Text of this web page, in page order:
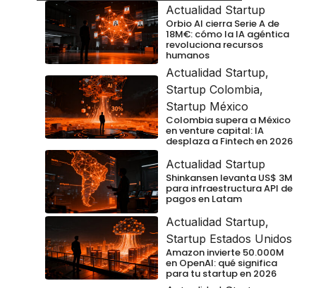
Actualidad Startup
Orbio AI cierra Serie A de
18M€: cómo la IA agéntica
revoluciona recursos
humanos
Actualidad Startup,
Startup Colombia,
Startup México
Colombia supera a México
en venture capital: IA
desplaza a Fintech en 2026
Actualidad Startup
Shinkansen levanta US$ 3M
para infraestructura API de
pagos en Latam
Actualidad Startup,
Startup Estados Unidos
Amazon invierte 50.000M
en OpenAI: qué significa
para tu startup en 2026